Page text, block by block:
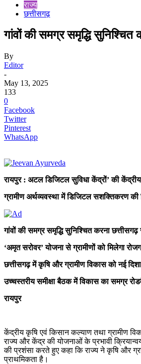
राज्य
छत्तीसगढ़
गांवों की समग्र समृद्धि
By
Editor
-
May 13, 2025
133
0
Facebook
Twitter
Pinterest
WhatsApp
रायपुर : अटल डिजिटल सुविधा केंद्रों’ की केंद्रीय
ग्रामीण अर्थव्यवस्था में डिजिटल सशक्तिकरण की
गांवों की समग्र समृद्धि सुनिश्चित करना
‘अमृत सरोवर’ योजना से ग्रामीणों को मिलेगा
छत्तीसगढ़ में कृषि और ग्रामीण विकास को नई
उच्चस्तरीय समीक्षा बैठक में विकास का समग्र
रायपुर
केंद्रीय कृषि एवं किसान कल्याण तथा ग्रामीण
राज्य और केंद्र की योजनाओं के प्रभावी
की प्रशंसा करते हुए कहा कि राज्य ने कृषि और
प्राथमिकता है।